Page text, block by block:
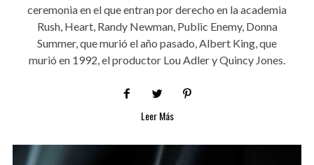
ceremonia en el que entran por derecho en la academia
Rush, Heart, Randy Newman, Public Enemy, Donna
Summer, que murió el año pasado, Albert King, que
murió en 1992, el productor Lou Adler y Quincy Jones.
Leer Más